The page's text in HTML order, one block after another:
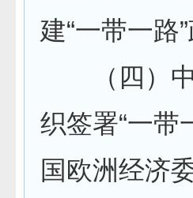
建“一带一路
（四）中
织签署“一带
国欧洲经济